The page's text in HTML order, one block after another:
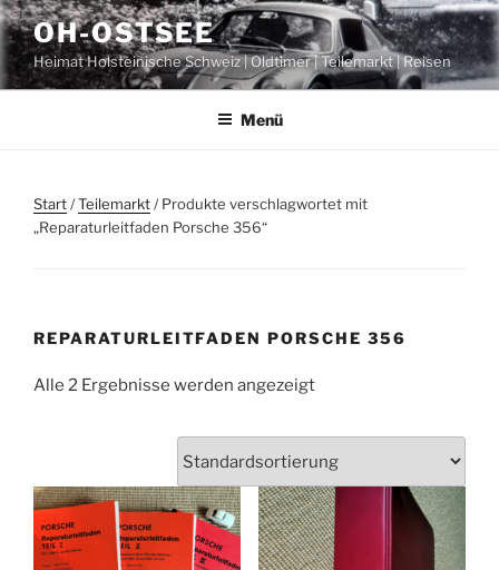
Zum
Inhalt
springen
OH-OSTSEE
Heimat Holsteinische Schweiz | Oldtimer | Teilemarkt | Reisen
Menü
Start/Teilemarkt/ Produkte verschlagwortet mit
„Reparaturleitfaden Porsche 356“
REPARATURLEITFADEN PORSCHE 356
Alle 2 Ergebnisse werden angezeigt